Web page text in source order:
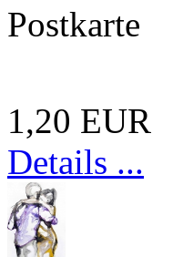
Postkarte
1,20 EUR
Details ...